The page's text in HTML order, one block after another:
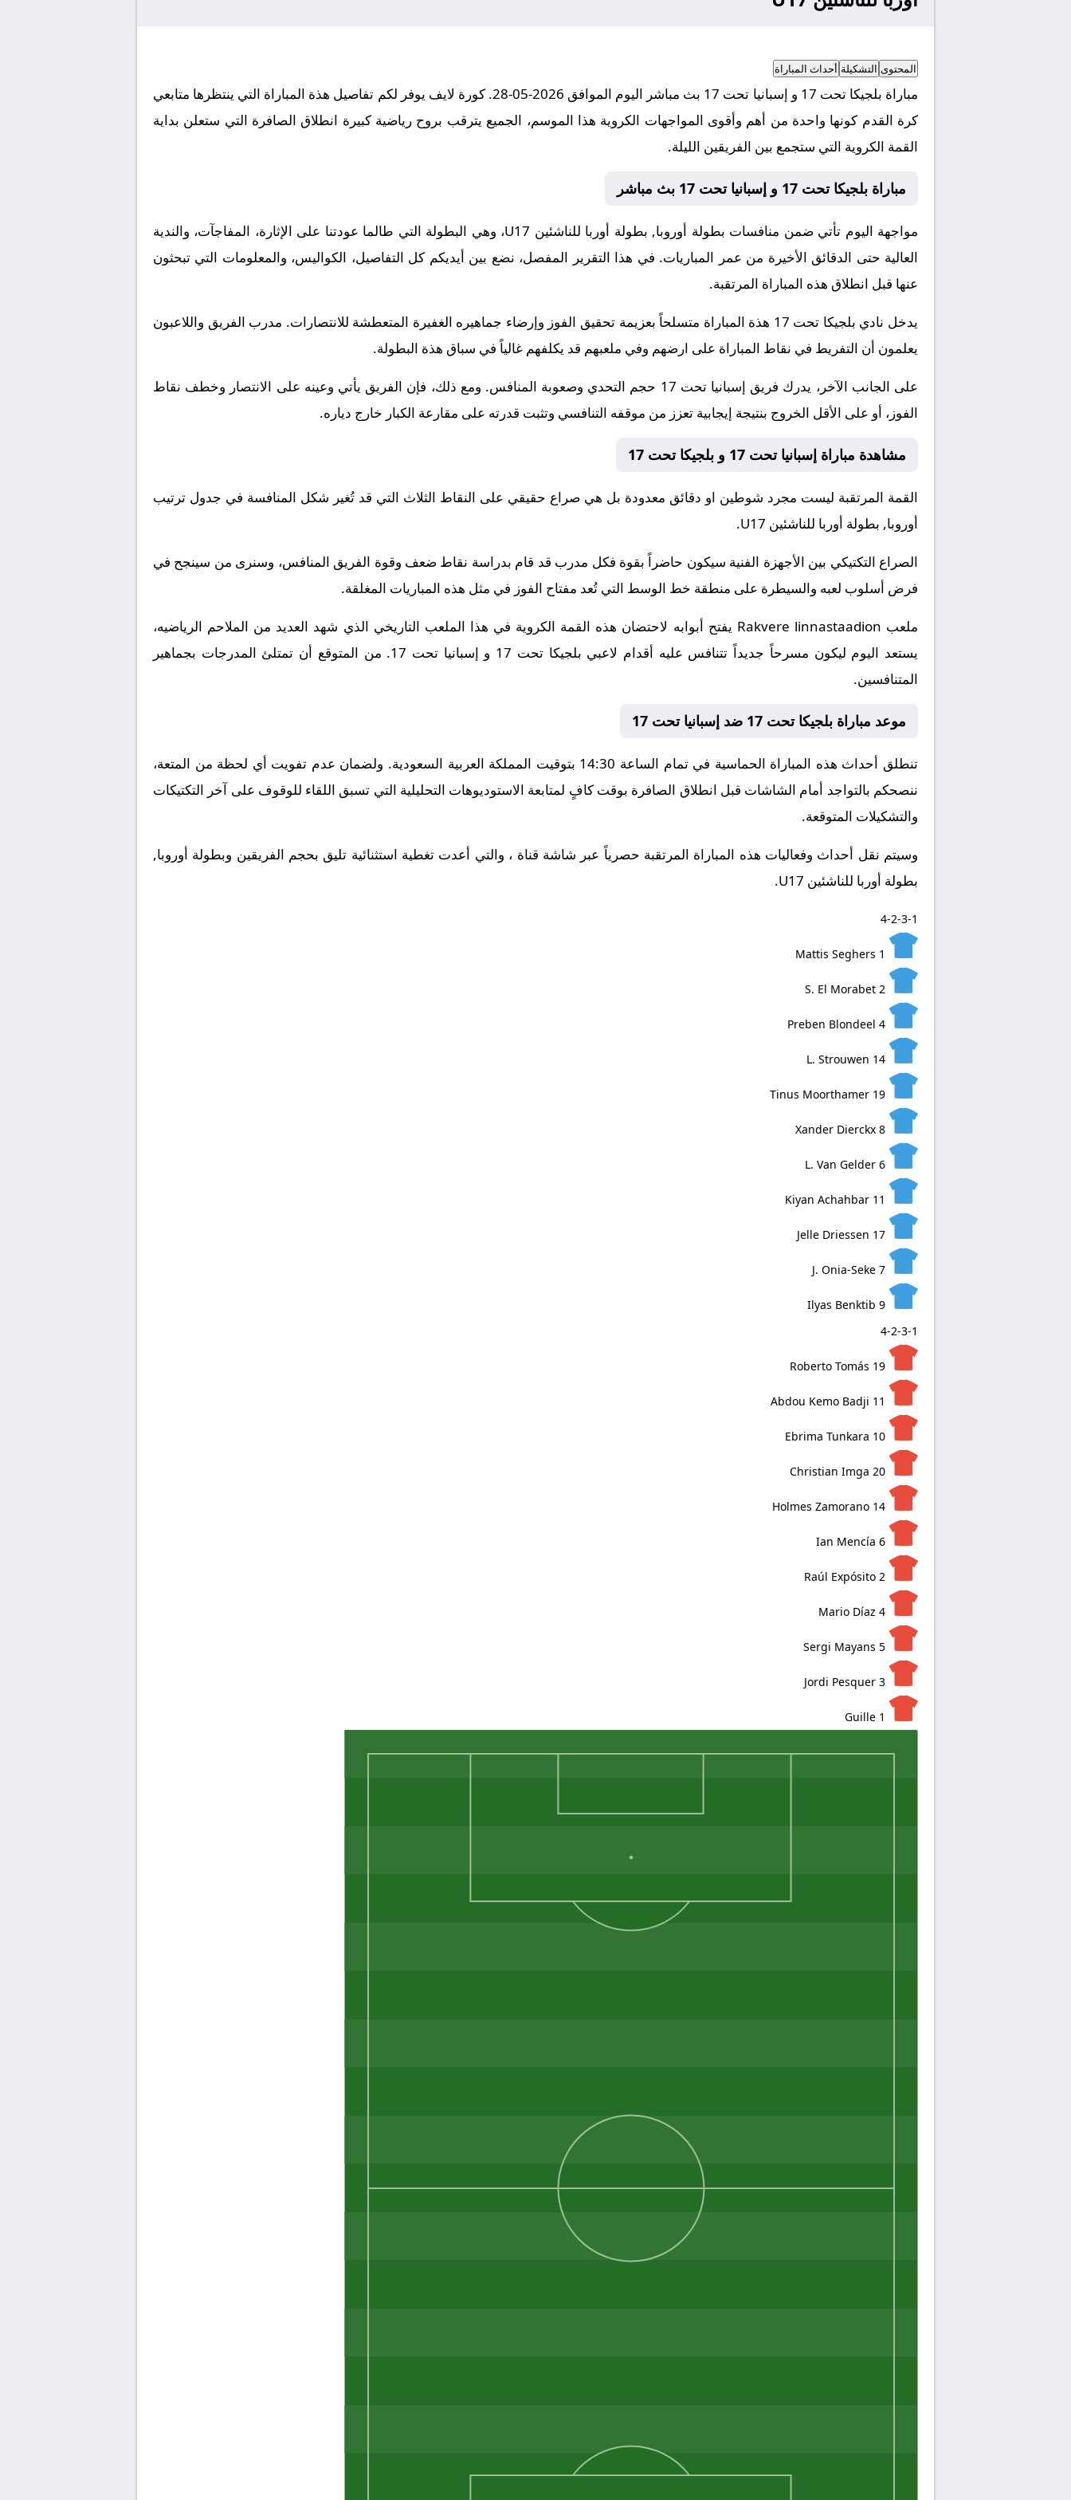
المحتوى التشكيلة أحداث المباراة
مباراة بلجيكا تحت 17 و إسبانيا تحت 17 بث مباشر اليوم الموافق 2026-05-28. كورة لايف يوفر لكم تفاصيل هذة المباراة التي ينتظرها متابعي
كرة القدم كونها واحدة من أهم وأقوى المواجهات الكروية هذا الموسم، الجميع يترقب بروح رياضية كبيرة انطلاق الصافرة التي ستعلن بداية
القمة الكروية التي ستجمع بين الفريقين الليلة.
مباراة بلجيكا تحت 17 و إسبانيا تحت 17 بث مباشر
مواجهة اليوم تأتي ضمن منافسات بطولة أوروبا, بطولة أوربا للناشئين U17، وهي البطولة التي طالما عودتنا على الإثارة، المفاجآت، والندية
العالية حتى الدقائق الأخيرة من عمر المباريات. في هذا التقرير المفصل، نضع بين أيديكم كل التفاصيل، الكواليس، والمعلومات التي تبحثون
عنها قبل انطلاق هذه المباراة المرتقبة.
يدخل نادي بلجيكا تحت 17 هذة المباراة متسلحاً بعزيمة تحقيق الفوز وإرضاء جماهيره الغفيرة المتعطشة للانتصارات. مدرب الفريق واللاعبون
يعلمون أن التفريط في نقاط المباراة على ارضهم وفي ملعبهم قد يكلفهم غالياً في سباق هذة البطولة.
على الجانب الآخر، يدرك فريق إسبانيا تحت 17 حجم التحدي وصعوبة المنافس. ومع ذلك، فإن الفريق يأتي وعينه على الانتصار وخطف نقاط
الفوز، أو على الأقل الخروج بنتيجة إيجابية تعزز من موقفه التنافسي وتثبت قدرته على مقارعة الكبار خارج دياره.
مشاهدة مباراة إسبانيا تحت 17 و بلجيكا تحت 17
القمة المرتقبة ليست مجرد شوطين او دقائق معدودة بل هي صراع حقيقي على النقاط الثلاث التي قد تُغير شكل المنافسة في جدول ترتيب
أوروبا, بطولة أوربا للناشئين U17.
الصراع التكتيكي بين الأجهزة الفنية سيكون حاضراً بقوة فكل مدرب قد قام بدراسة نقاط ضعف وقوة الفريق المنافس، وسنرى من سينجح في
فرض أسلوب لعبه والسيطرة على منطقة خط الوسط التي تُعد مفتاح الفوز في مثل هذه المباريات المغلقة.
ملعب Rakvere linnastaadion يفتح أبوابه لاحتضان هذه القمة الكروية في هذا الملعب التاريخي الذي شهد العديد من الملاحم الرياضيه،
يستعد اليوم ليكون مسرحاً جديداً تتنافس عليه أقدام لاعبي بلجيكا تحت 17 و إسبانيا تحت 17. من المتوقع أن تمتلئ المدرجات بجماهير
المتنافسين.
موعد مباراة بلجيكا تحت 17 ضد إسبانيا تحت 17
تنطلق أحداث هذه المباراة الحماسية في تمام الساعة 14:30 بتوقيت المملكة العربية السعودية. ولضمان عدم تفويت أي لحظة من المتعة،
ننصحكم بالتواجد أمام الشاشات قبل انطلاق الصافرة بوقت كافٍ لمتابعة الاستوديوهات التحليلية التي تسبق اللقاء للوقوف على آخر التكتيكات
والتشكيلات المتوقعة.
​وسيتم نقل أحداث وفعاليات هذه المباراة المرتقبة حصرياً عبر شاشة قناة ، والتي أعدت تغطية استثنائية تليق بحجم الفريقين وبطولة أوروبا,
بطولة أوربا للناشئين U17.
4-2-3-1
1
Mattis Seghers
2
S. El Morabet
4
Preben Blondeel
14
L. Strouwen
19
Tinus Moorthamer
8
Xander Dierckx
6
L. Van Gelder
11
Kiyan Achahbar
17
Jelle Driessen
7
J. Onia-Seke
9
Ilyas Benktib
4-2-3-1
19
Roberto Tomás
11
Abdou Kemo Badji
10
Ebrima Tunkara
20
Christian Imga
14
Holmes Zamorano
6
Ian Mencía
2
Raúl Expósito
4
Mario Díaz
5
Sergi Mayans
3
Jordi Pesquer
1
Guille